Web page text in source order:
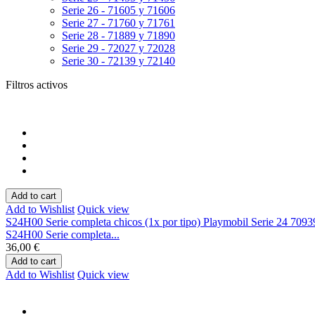
Serie 26 - 71605 y 71606
Serie 27 - 71760 y 71761
Serie 28 - 71889 y 71890
Serie 29 - 72027 y 72028
Serie 30 - 72139 y 72140
Filtros activos
Add to cart
Add to Wishlist Quick view
S24H00 Serie completa chicos (1x por tipo) Playmobil Serie 24
S24H00 Serie completa...
36,00 €
Add to cart
Add to Wishlist Quick view